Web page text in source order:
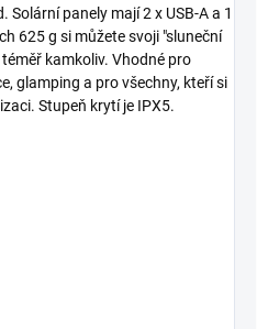
Solární panely mají 2 x USB-A a 1
625 g si můžete svoji "sluneční
kamkoliv. Vhodné pro
glamping a pro všechny, kteří si
Stupeň krytí je IPX5.